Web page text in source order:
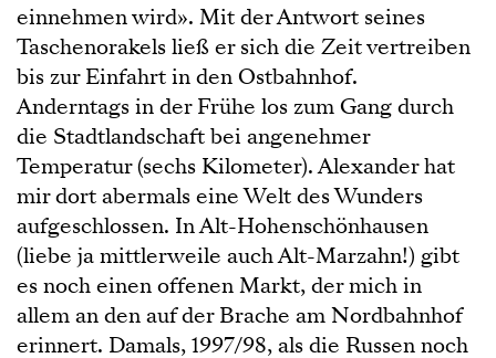
einnehmen wird». Mit der Antwort seines
Taschenorakels ließ er sich die Zeit vertreiben
bis zur Einfahrt in den Ostbahnhof.
Anderntags in der Frühe los zum Gang durch
die Stadtlandschaft bei angenehmer
Temperatur (sechs Kilometer). Alexander hat
mir dort abermals eine Welt des Wunders
aufgeschlossen. In Alt-Hohenschönhausen
(liebe ja mittlerweile auch Alt-Marzahn!) gibt
es noch einen offenen Markt, der mich in
allem an den auf der Brache am Nordbahnhof
erinnert. Damals, 1997/98, als die Russen noch